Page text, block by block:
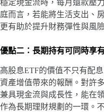
穩定現金流時，每月還款壓
庭而言，若能將生活支出、
更有助於提升財務彈性與風
優點二：長期持有可同時享
高股息ETF的價值不只有配
資產增值帶來的報酬。對許
兼具現金流與成長性，能在
作為長期理財規劃的一環。